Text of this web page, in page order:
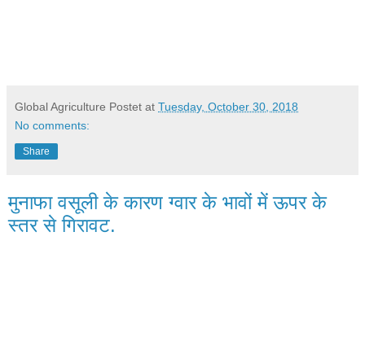
Global Agriculture Postet at Tuesday, October 30, 2018
No comments:
Share
मुनाफा वसूली के कारण ग्वार के भावों में ऊपर के
स्तर से गिरावट.